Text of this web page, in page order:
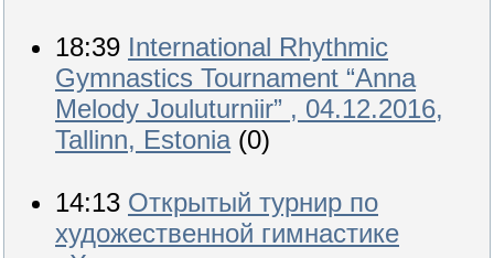
18:39 International Rhythmic
Gymnastics Tournament “Anna
Melody Jouluturniir” , 04.12.2016,
Tallinn, Estonia (0)
14:13 Открытый турнир по
художественной гимнастике